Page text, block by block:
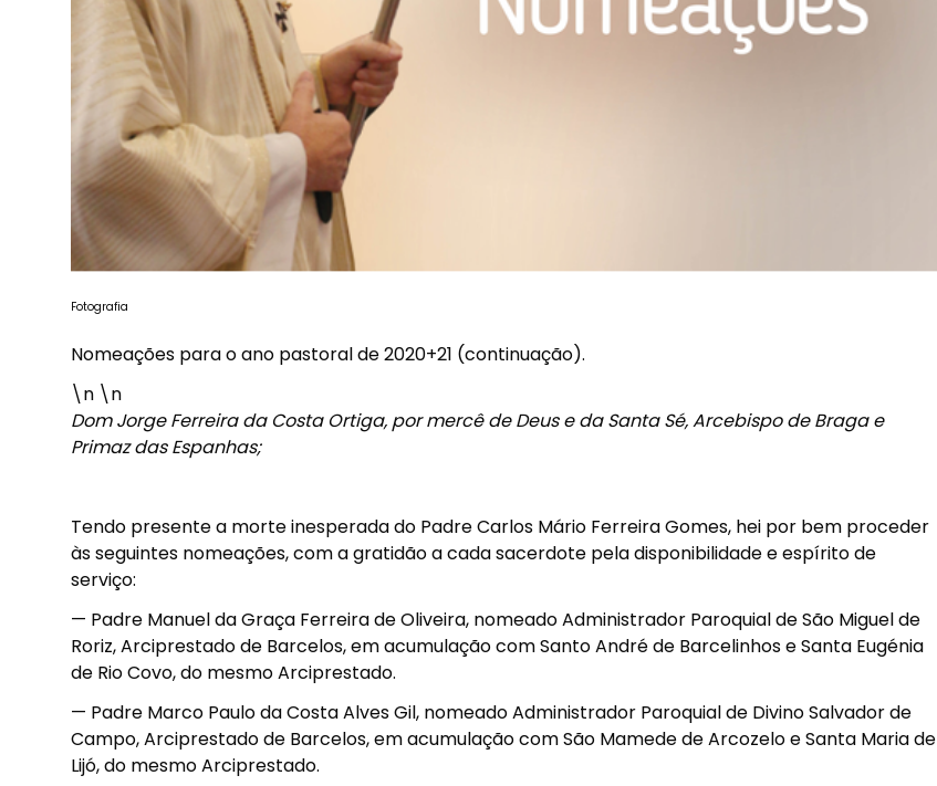
Fotografia
Nomeações para o ano pastoral de 2020+21 (continuação).
\n \n
Dom Jorge Ferreira da Costa Ortiga, por mercê de Deus e da Santa Sé, Arcebispo de Braga e
Primaz das Espanhas;
Tendo presente a morte inesperada do Padre Carlos Mário Ferreira Gomes, hei por bem proceder
às seguintes nomeações, com a gratidão a cada sacerdote pela disponibilidade e espírito de
serviço:
— Padre Manuel da Graça Ferreira de Oliveira, nomeado Administrador Paroquial de São Miguel de
Roriz, Arciprestado de Barcelos, em acumulação com Santo André de Barcelinhos e Santa Eugénia
de Rio Covo, do mesmo Arciprestado.
— Padre Marco Paulo da Costa Alves Gil, nomeado Administrador Paroquial de Divino Salvador de
Campo, Arciprestado de Barcelos, em acumulação com São Mamede de Arcozelo e Santa Maria de
Lijó, do mesmo Arciprestado.